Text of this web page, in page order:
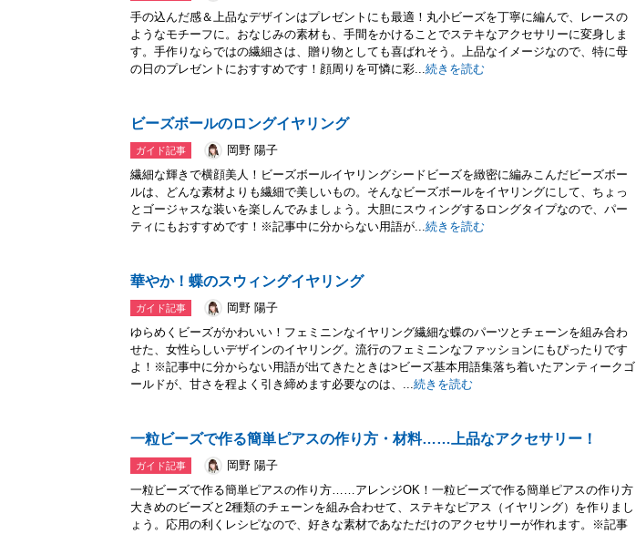
手の込んだ感＆上品なデザインはプレゼントにも最適！丸小ビーズを丁寧に編んで、レースの
ようなモチーフに。おなじみの素材も、手間をかけることでステキなアクセサリーに変身しま
す。手作りならではの繊細さは、贈り物としても喜ばれそう。上品なイメージなので、特に母
の日のプレゼントにおすすめです！顔周りを可憐に彩...続きを読む
ビーズボールのロングイヤリング
ガイド記事
岡野 陽子
繊細な輝きで横顔美人！ビーズボールイヤリングシードビーズを緻密に編みこんだビーズボー
ルは、どんな素材よりも繊細で美しいもの。そんなビーズボールをイヤリングにして、ちょっ
とゴージャスな装いを楽しんでみましょう。大胆にスウィングするロングタイプなので、パー
ティにもおすすめです！※記事中に分からない用語が...続きを読む
華やか！蝶のスウィングイヤリング
ガイド記事
岡野 陽子
ゆらめくビーズがかわいい！フェミニンなイヤリング繊細な蝶のパーツとチェーンを組み合わ
せた、女性らしいデザインのイヤリング。流行のフェミニンなファッションにもぴったりです
よ！※記事中に分からない用語が出てきたときは>ビーズ基本用語集落ち着いたアンティークゴ
ールドが、甘さを程よく引き締めます必要なのは、...続きを読む
一粒ビーズで作る簡単ピアスの作り方・材料……上品なアクセサリー！
ガイド記事
岡野 陽子
一粒ビーズで作る簡単ピアスの作り方……アレンジOK！一粒ビーズで作る簡単ピアスの作り方
大きめのビーズと2種類のチェーンを組み合わせて、ステキなピアス（イヤリング）を作りまし
ょう。応用の利くレシピなので、好きな素材であなただけのアクセサリーが作れます。※記事